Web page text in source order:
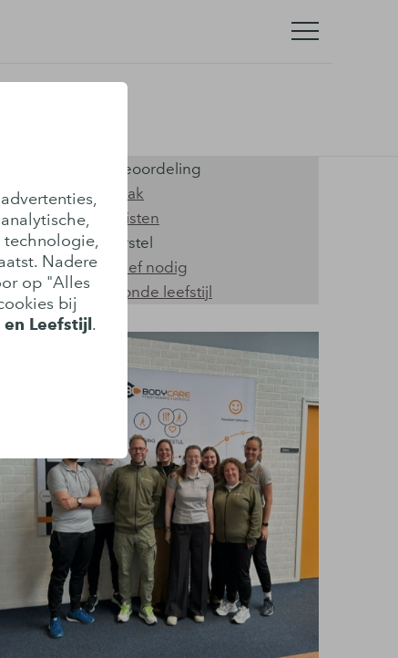
Nadere
op "Alles
bij
Leefstijl .
Hoge klantenbeoordeling
Snel een afspraak
Ervaren specialisten
Helder over herstel
Géén verwijsbrief nodig
Langdurig gezonde leefstijl